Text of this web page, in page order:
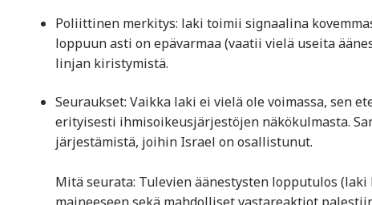
Poliittinen merkitys: laki toimii signaalina
loppuun asti on epävarmaa (vaatii vielä useita
linjan kiristymistä.
Seuraukset: Vaikka laki ei vielä ole voimassa, sen
erityisesti ihmisoikeus­järjestöjen näkökulmasta.
järjestämistä, joihin Israel on osallistunut.
Mitä seurata: Tulevien äänestysten lopputulos